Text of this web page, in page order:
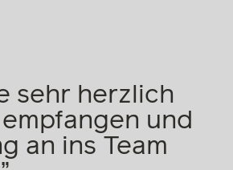
sehr herzlich
und
an ins Team